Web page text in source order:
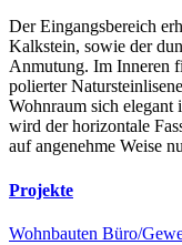
Der Eingangsbereich
Kalkstein, sowie der
Anmutung. Im Inneren
polierter
Wohnraum sich elegant
wird der horizontale
auf angenehme Weise
Projekte
Wohnbauten Büro/